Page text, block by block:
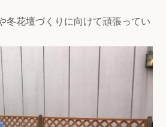
冬花壇づくりに向けて頑張ってい